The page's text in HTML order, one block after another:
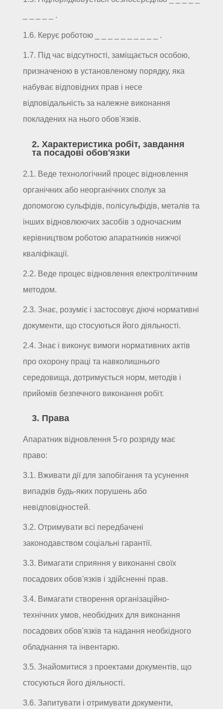
_ _ _ _ _ .
1.6. Керує роботою _ _ _ _ _ _ _ _ _ _ .
1.7. Під час відсутності, заміщається особою,
призначеною в установленому порядку, яка
набуває відповідних прав і несе
відповідальність за належне виконання
покладених на нього обов'язків.
2. Характеристика робіт, завдання
та посадові обов'язки
2.1. Веде технологічний процес відновлення
органічних або неорганічних сполук за
допомогою сульфідів, полісульфідів, металів та
інших відновлюючих засобів з одночасним
керівництвом роботою апаратників нижчої
кваліфікації.
2.2. Веде процес відновлення електролітичним
методом.
2.3. Знає, розуміє і застосовує діючі нормативні
документи, що стосуються його діяльності.
2.4. Знає і виконує вимоги нормативних актів
про охорону праці та навколишнього
середовища, дотримується норм, методів і
прийомів безпечного виконання робіт.
3. Права
Апаратник відновлення 5-го розряду має
право:
3.1. Вживати дії для запобігання та усунення
випадків будь-яких порушень або
невідповідностей.
3.2. Отримувати всі передбачені
законодавством соціальні гарантії.
3.3. Вимагати сприяння у виконанні своїх
посадових обов'язків і здійсненні прав.
3.4. Вимагати створення організаційно-
технічних умов, необхідних для виконання
посадових обов'язків та надання необхідного
обладнання та інвентарю.
3.5. Знайомитися з проектами документів, що
стосуються його діяльності.
3.6. Запитувати і отримувати документи,